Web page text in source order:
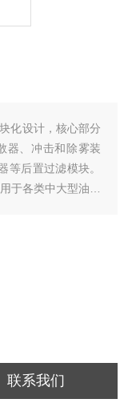
化设计，核心部分
器、冲击和除雾装
等后置过滤模块。
于各类中大型油烟
联系我们